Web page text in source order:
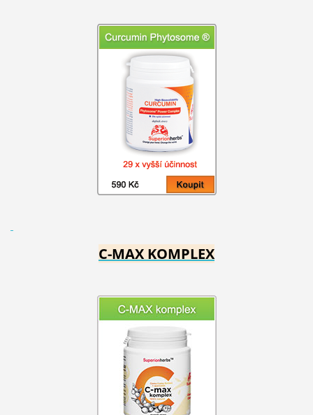
C-MAX KOMPLEX